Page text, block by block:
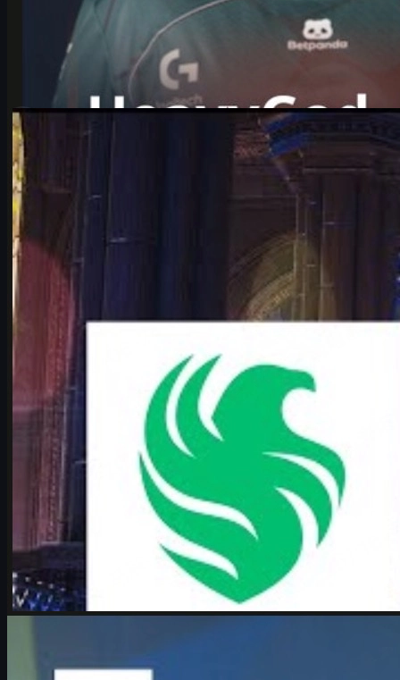
Counter-Strike 2
มิถุนายน 17, 2569
วิเคราะห์ IEM Cologne 2026: ทำไม Falcons vs Vitality
คือคู่เดือดที่แฟน CS2 ต้องดู
เจาะลึกศึก IEM Cologne Major 2026 ระหว่าง Team Falcons ของ
karrigan และ Team Vitality ของ ropz ศึกตำนานที่อาจเปลี่ยนหน้า
ใหม่ของวงการ CS2
มิถุนายน 17, 2569
โดย
Johnson
Counter-Strike 2มิถุนายน 17, 2569
Boombl4 กับเส้นทางคืนฟอร์มใน CS2 และความฝันล่า